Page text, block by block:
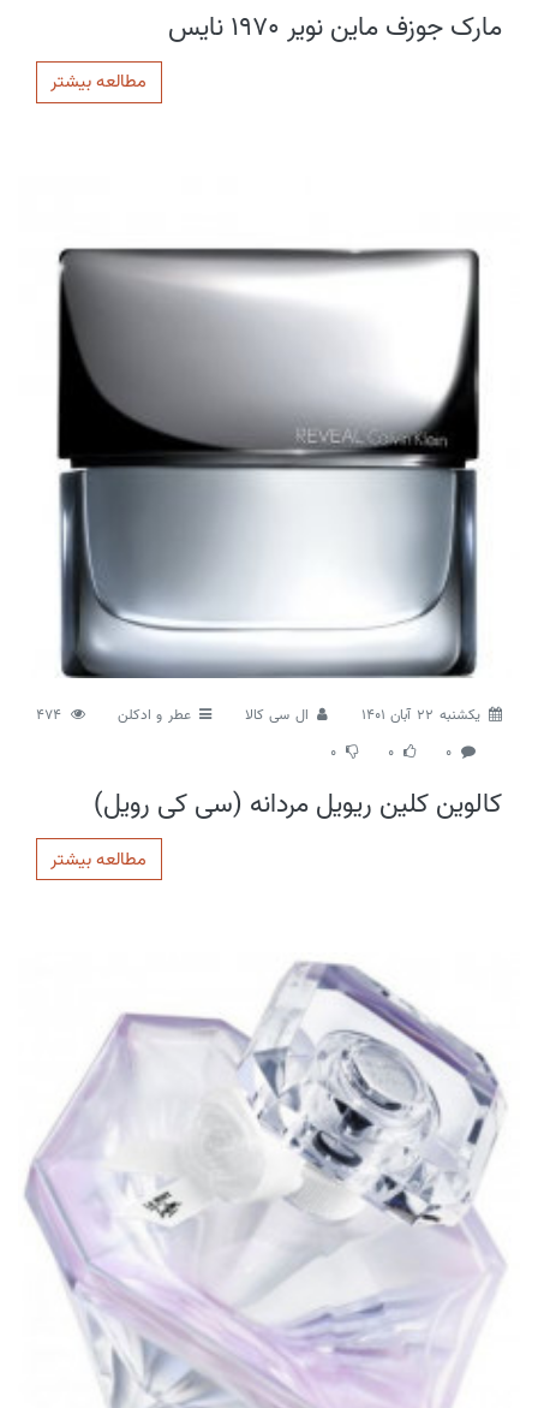
مارک جوزف ماین نویر 1970 نایس
مطالعه بیشتر
يكشنبه 22 آبان 1401 ال سی کالا عطر و ادکلن
474
0
0
0
کالوین کلین ریویل مردانه (سی کی رویل)
مطالعه بیشتر